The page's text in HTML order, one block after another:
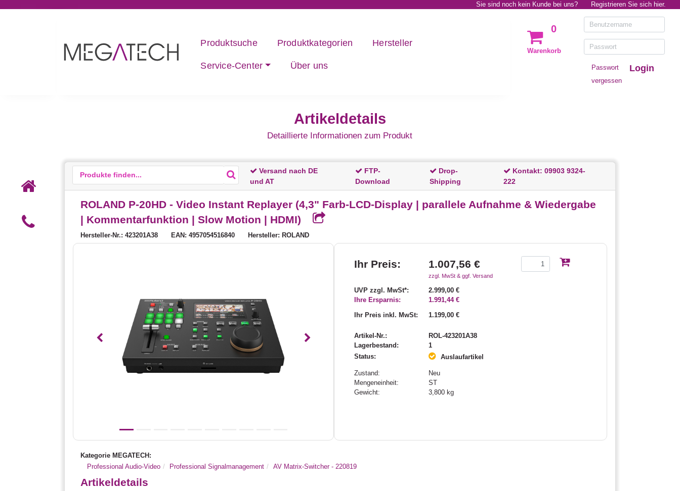
Sie sind noch kein Kunde bei uns? Registrieren Sie sich hier.
Produktsuche Produktkategorien Hersteller
Service-Center Über uns
0
Warenkorb
Passwort
vergessen
Login
Artikeldetails
Detaillierte Informationen zum Produkt
Versand nach DE
und AT
FTP-
Download
Drop-
Shipping
Kontakt:09903 9324-
222
ROLAND P-20HD - Video Instant Replayer (4,3" Farb-LCD-Display | parallele Aufnahme & Wiedergabe
| Kommentarfunktion | Slow Motion | HDMI)
Hersteller-Nr.: 423201A38 EAN: 4957054516840 Hersteller: ROLAND
Vorheriges Nächstes
Ihr Preis: 1.007,56 €
zzgl. MwSt & ggf. Versand
UVP zzgl. MwSt*:
2.999,00 €
Ihre Ersparnis:
1.991,44 €
Ihr Preis inkl. MwSt:
1.199,00 €
Artikel-Nr.:
ROL-423201A38
Lagerbestand:
1
Status:
Auslaufartikel
Zustand:
Neu
Mengeneinheit:
ST
Gewicht:
3,800 kg
Kategorie MEGATECH:
Professional Audio-Video
Professional Signalmanagement AV Matrix-Switcher - 220819
Artikeldetails